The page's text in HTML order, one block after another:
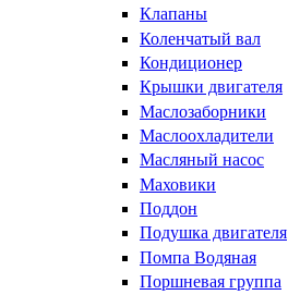
Клапаны
Коленчатый вал
Кондиционер
Крышки двигателя
Маслозаборники
Маслоохладители
Масляный насос
Маховики
Поддон
Подушка двигателя
Помпа Водяная
Поршневая группа